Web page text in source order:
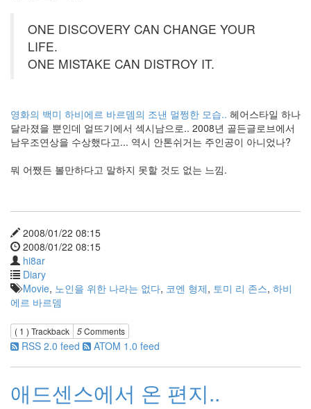
ONE DISCOVERY CAN CHANGE YOUR
LIFE.
ONE MISTAKE CAN DISTROY IT.
영화의 백미 하비에르 바르뎀의 조낸 멀쩡한 모습.. 헤어스타일 하나
달라졌을 뿐인데 얼뜨기에서 섹시남으로.. 2008년 골든글로브에서
남우조연상을 수상했다고... 역시 안톤쉬거는 주인공이 아니었나?
뭐 어쨌든 볼만하다고 말하지 못할 것도 없는 느낌.
2008/01/22 08:15
2008/01/22 08:15
hi8ar
Diary
Movie, 노인을 위한 나라는 없다, 코엔 형제, 토미 리 존스, 하비
에르 바르뎀
( 1 ) Trackback 5Comments
RSS 2.0 feed ATOM 1.0 feed
애드센스에서 온 편지..